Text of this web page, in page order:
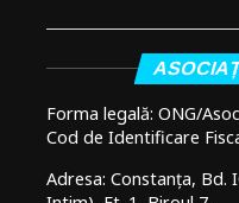
Forma legală: ONG/
Cod de Identificare
Adresa: Constanța, Bd.